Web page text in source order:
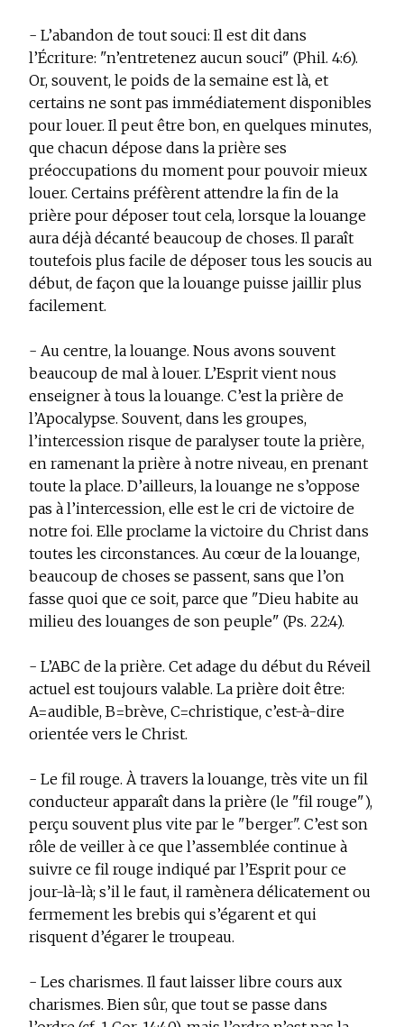
- L’abandon de tout souci: Il est dit dans
l’Écriture: "n’entretenez aucun souci" (Phil. 4:6).
Or, souvent, le poids de la semaine est là, et
certains ne sont pas immédiatement disponibles
pour louer. Il peut être bon, en quelques minutes,
que chacun dépose dans la prière ses
préoccupations du moment pour pouvoir mieux
louer. Certains préfèrent attendre la fin de la
prière pour déposer tout cela, lorsque la louange
aura déjà décanté beaucoup de choses. Il paraît
toutefois plus facile de déposer tous les soucis au
début, de façon que la louange puisse jaillir plus
facilement.
- Au centre, la louange. Nous avons souvent
beaucoup de mal à louer. L’Esprit vient nous
enseigner à tous la louange. C’est la prière de
l’Apocalypse. Souvent, dans les groupes,
l’intercession risque de paralyser toute la prière,
en ramenant la prière à notre niveau, en prenant
toute la place. D’ailleurs, la louange ne s’oppose
pas à l’intercession, elle est le cri de victoire de
notre foi. Elle proclame la victoire du Christ dans
toutes les circonstances. Au cœur de la louange,
beaucoup de choses se passent, sans que l’on
fasse quoi que ce soit, parce que "Dieu habite au
milieu des louanges de son peuple" (Ps. 22:4).
- L’ABC de la prière. Cet adage du début du Réveil
actuel est toujours valable. La prière doit être:
A=audible, B=brève, C=christique, c’est-à-dire
orientée vers le Christ.
- Le fil rouge. À travers la louange, très vite un fil
conducteur apparaît dans la prière (le "fil rouge"),
perçu souvent plus vite par le "berger". C’est son
rôle de veiller à ce que l’assemblée continue à
suivre ce fil rouge indiqué par l’Esprit pour ce
jour-là-là; s’il le faut, il ramènera délicatement ou
fermement les brebis qui s’égarent et qui
risquent d’égarer le troupeau.
- Les charismes. Il faut laisser libre cours aux
charismes. Bien sûr, que tout se passe dans